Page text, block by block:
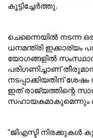
കൂട്ടിച്ചേർത്തു.
ചെന്നൈയിൽ നടന്ന
ധനമന്ത്രി ഇക്കാര്യം
യോഗങ്ങളിൽ
പരിഗണിച്ചാണ്
നടപ്പാക്കിയതിന് ശേഷം
ഇത് രാജ്യത്തിന്റെ
സഹായകമാകുമെന്നും
"ജിഎസ്ടി